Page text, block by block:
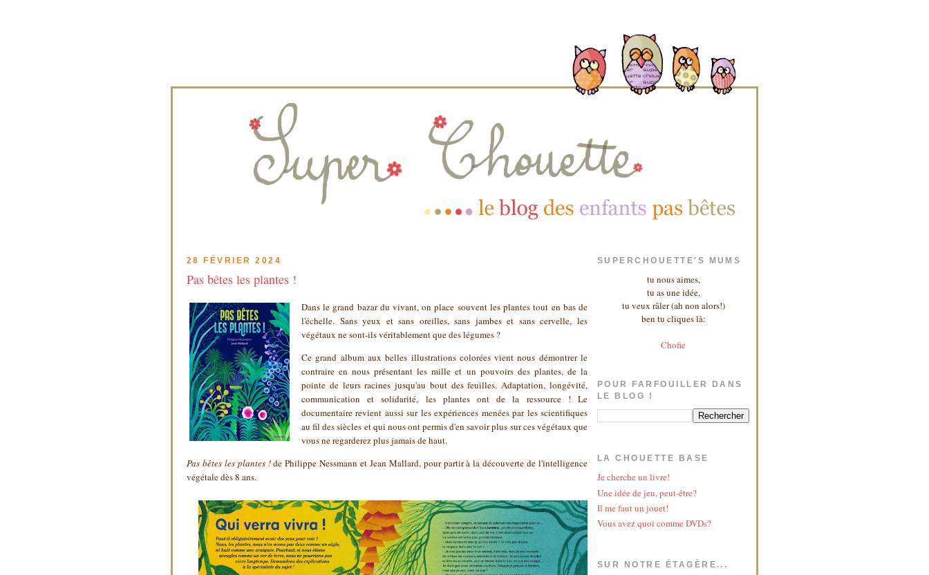
28 FÉVRIER 2024
Pas bêtes les plantes !
Dans le grand bazar du vivant, on place souvent les plantes tout en bas de
l'échelle. Sans yeux et sans oreilles, sans jambes et sans cervelle, les
végétaux ne sont-ils véritablement que des légumes ?
Ce grand album aux belles illustrations colorées vient nous démontrer le
contraire en nous présentant les mille et un pouvoirs des plantes, de la
pointe de leurs racines jusqu'au bout des feuilles. Adaptation, longévité,
communication et solidarité, les plantes ont de la ressource ! Le
documentaire revient aussi sur les expériences menées par les scientifiques
au fil des siècles et qui nous ont permis d'en savoir plus sur ces végétaux que
vous ne regarderez plus jamais de haut.
Pas bêtes les plantes !de Philippe Nessmann et Jean Mallard, pour partir à la découverte de l'intelligence
végétale dès 8 ans.
SUPERCHOUETTE'S MUMS
tu nous aimes,
tu as une idée,
tu veux râler (ah non alors!)
ben tu cliques là:
Chofie
POUR FARFOUILLER DANS
LE BLOG !
LA CHOUETTE BASE
Je cherche un livre!
Une idée de jeu, peut-être?
Il me faut un jouet!
Vous avez quoi comme DVDs?
SUR NOTRE ÉTAGÈRE...